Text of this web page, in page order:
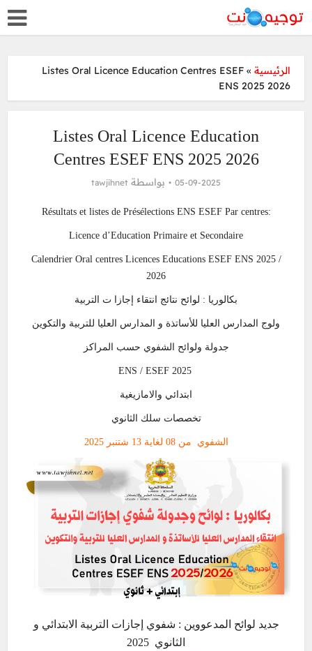
الرئيسية »
Listes Oral Licence Education Centres ESEF
ENS 2025 2026
Listes Oral Licence Education
Centres ESEF ENS 2025 2026
05-09-2025 بواسطة tawjihnet
Résultats et listes de Présélections ENS ESEF Par centres:
Licence d’Education Primaire et Secondaire
Calendrier Oral centres Licences Educations ESEF ENS 2025 /
2026
بكالوريا : لوائح نتائج انتقاء إجازا ت التربية
ولوج المدارس العليا للأساتذة و المدارس العليا للتربية والتكوين
جدولة ولوائح الشفوي حسب المراكز
ENS / ESEF 2025
ابتدائي والامازيغية
تخصصات سلك الثانوي
الشفوي من 08 لغاية 13 شتنبر 2025
جديد لوائح المدعووين : شفوي إجازات التربية الابتدائي و
الثانوي 2025